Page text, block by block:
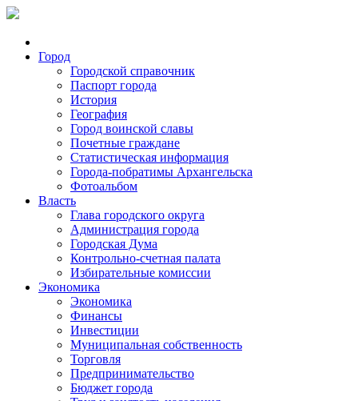
Город
Городской справочник
Паспорт города
История
География
Город воинской славы
Почетные граждане
Статистическая информация
Города-побратимы Архангельска
Фотоальбом
Власть
Глава городского округа
Администрация города
Городская Дума
Контрольно-счетная палата
Избирательные комиссии
Экономика
Экономика
Финансы
Инвестиции
Муниципальная собственность
Торговля
Предпринимательство
Бюджет города